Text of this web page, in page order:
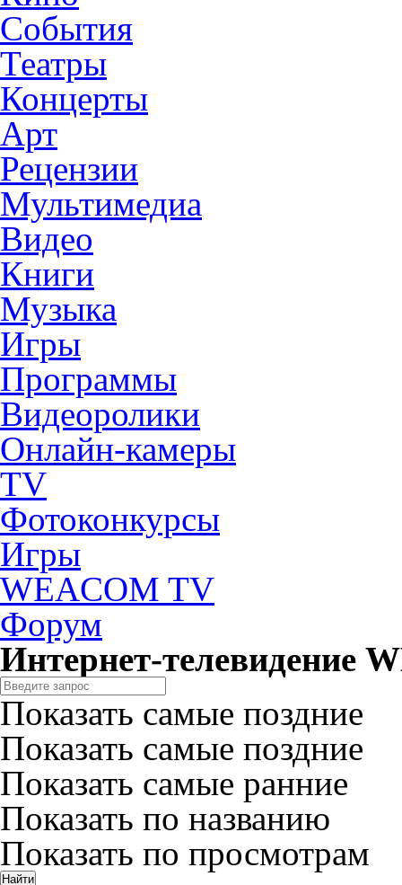
События
Театры
Концерты
Арт
Рецензии
Мультимедиа
Видео
Книги
Музыка
Игры
Программы
Видеоролики
Онлайн-камеры
TV
Фотоконкурсы
Игры
WEACOM TV
Форум
Интернет-телевидение
Показать самые поздние
Показать самые поздние
Показать самые ранние
Показать по названию
Показать по просмотрам